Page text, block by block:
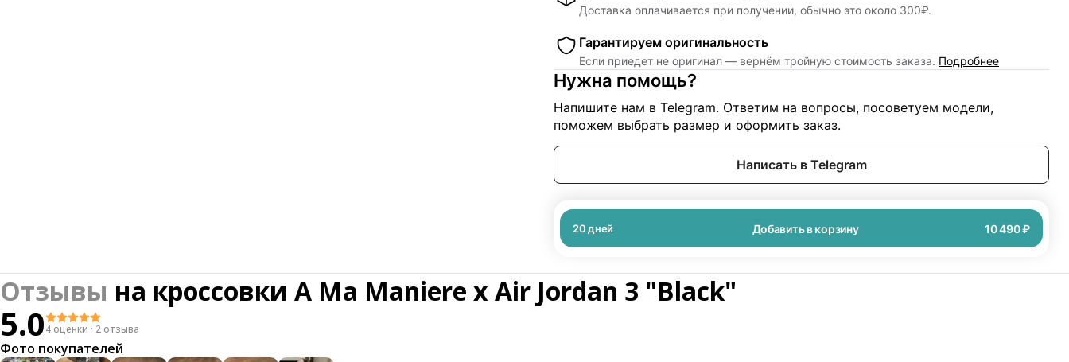
Доставка оплачивается при получении, обычно это около 300₽.
Гарантируем оригинальность
Если приедет не оригинал — вернём тройную стоимость заказа. Подробнее
Нужна помощь?
Напишите нам в Telegram. Ответим на вопросы, посоветуем модели,
поможем выбрать размер и оформить заказ.
Написать в Telegram
20дней Добавить в корзину 10 490 ₽
Отзывы на кроссовки A Ma Maniere x Air Jordan 3 "Black"
5.04 оценки · 2 отзыва
Фото покупателей